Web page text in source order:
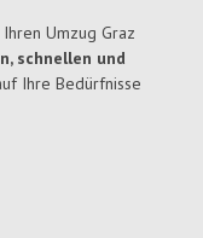
Umzug Graz
schnellen und
Ihre Bedürfnisse